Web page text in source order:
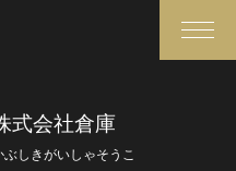
検索
式会社倉庫
しきがいしゃそうこ